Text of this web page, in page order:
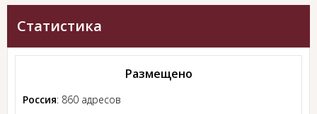
Статистика
Размещено
Россия: 860 адресов